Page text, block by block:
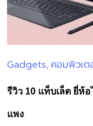
Posted
Gadgets คอมพิวเต
รีวิว 10 แท็บเล็ต ยี่ห้
แพง